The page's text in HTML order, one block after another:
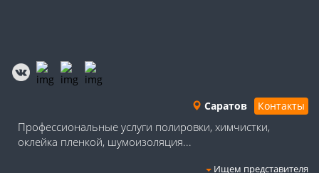
Саратов Контакты
Профессиональные услуги полировки, химчистки,
оклейка пленкой, шумоизоляция...
Ищем представителя